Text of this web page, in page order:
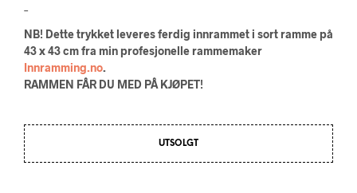
–
NB! Dette trykket leveres ferdig innrammet i sort ramme på
43 x 43 cm fra min profesjonelle rammemaker
Innramming.no.
RAMMEN FÅR DU MED PÅ KJØPET!
UTSOLGT